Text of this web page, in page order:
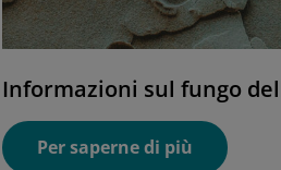
Informazioni sul fungo
Per saperne di più